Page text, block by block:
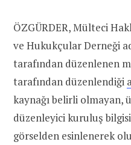
ÖZGÜRDER, Mülteci
ve Hukukçular Derneği
tarafından düzenlenen
tarafından düzenlendiği
kaynağı belirli olmayan,
düzenleyici kuruluş
görselden esinlenerek